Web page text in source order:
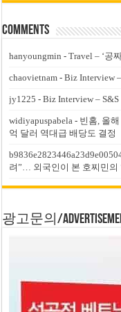
Comments
hanyoungmin -Travel – ‘공
chaovietnam -Biz Interview
jy1225 -Biz Interview –
widiyapuspabela - 빈홈, 올
억 달러 역대급 배당도 결정
려”… 외국인이 본 호찌민의
광고문의/